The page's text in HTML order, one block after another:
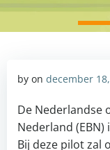
by on december
De Nederlandse
Nederland
Bij deze pilot zal